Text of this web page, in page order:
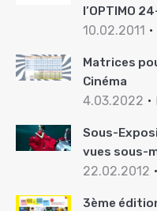
l’OPTIMO
10.02.2011
Matrices
Cinéma
4.03.2022
Sous-
vues sous-
22.02.2012
3ème